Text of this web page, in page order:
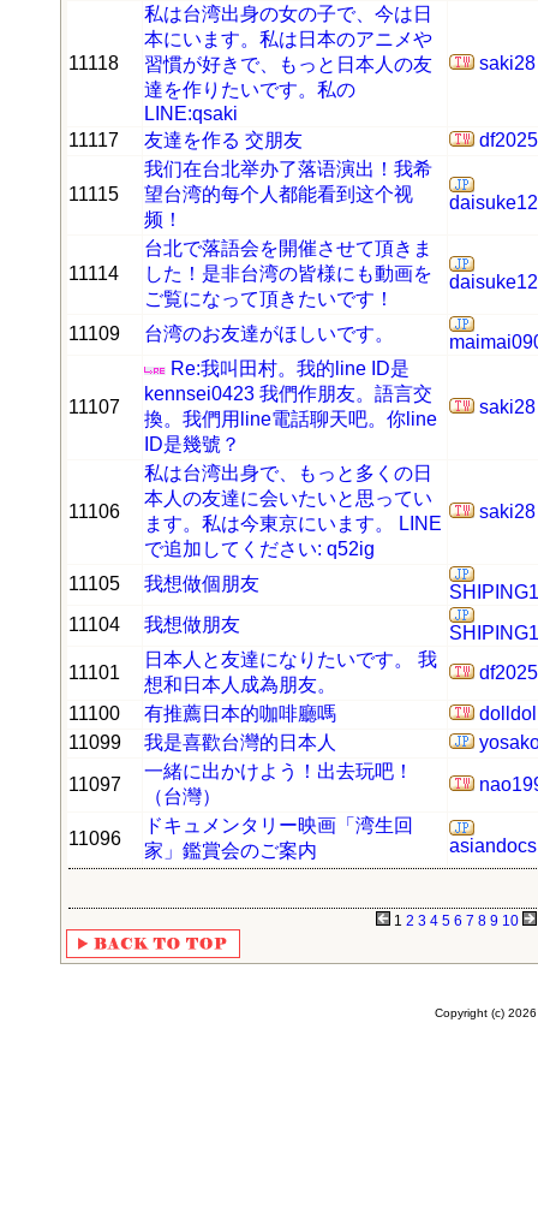
11118
私は台湾出身の女の子で、今は日
本にいます。私は日本のアニメや
習慣が好きで、もっと日本人の友
達を作りたいです。私の
LINE:qsaki
saki28
11117 友達を作る 交朋友 df2025
11115
我们在台北举办了落语演出！我希
望台湾的每个人都能看到这个视
频！
11114
台北で落語会を開催させて頂きま
した！是非台湾の皆様にも動画を
ご覧になって頂きたいです！
11109 台湾のお友達がほしいです。
11107
Re:我叫田村。我的line ID是
kennsei0423 我們作朋友。語言交
換。我們用line電話聊天吧。你line
ID是幾號？
saki28
11106
私は台湾出身で、もっと多くの日
本人の友達に会いたいと思ってい
ます。私は今東京にいます。 LINE
で追加してください: q52ig
saki28
11105 我想做個朋友
11104
我想做朋友
11101
日本人と友達になりたいです。 我
想和日本人成為朋友。
df2025
11100
有推薦日本的咖啡廳嗎
11099
我是喜歡台灣的日本人
11097
一緒に出かけよう！出去玩吧！
（台灣）
11096
ドキュメンタリー映画「湾生回
家」鑑賞会のご案内
asiandocs
1 2 3 4 5 6 7 8 9 10
Copyright (c) 2026